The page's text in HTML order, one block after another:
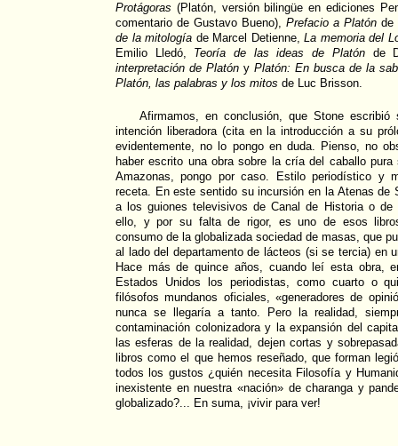
Protágoras (Platón, versión bilingüe en ediciones
comentario de Gustavo Bueno), Prefacio a Platón de
de la mitología de Marcel Detienne,La memoria del
Emilio Lledó, Teoría de las ideas de Platónde
interpretación de Platón y Platón: En busca de la
Platón, las palabras y los mitos de Luc Brisson.
Afirmamos, en conclusión, que Stone
intención liberadora (cita en la introducción a su
evidentemente, no lo pongo en duda. Pienso, no
haber escrito una obra sobre la cría del caballo
Amazonas, pongo por caso. Estilo periodístico y
receta. En este sentido su incursión en la Atenas de
a los guiones televisivos de Canal de Historia o de
ello, y por su falta de rigor, es uno de esos
consumo de la globalizada sociedad de masas, que
al lado del departamento de lácteos (si se tercia) en
Hace más de quince años, cuando leí esta obra,
Estados Unidos los periodistas, como cuarto o
filósofos mundanos oficiales, «generadores de
nunca se llegaría a tanto. Pero la realidad,
contaminación colonizadora y la expansión del
las esferas de la realidad, dejen cortas y
libros como el que hemos reseñado, que forman
todos los gustos ¿quién necesita Filosofía y
inexistente en nuestra «nación» de charanga y
globalizado?... En suma, ¡vivir para ver!